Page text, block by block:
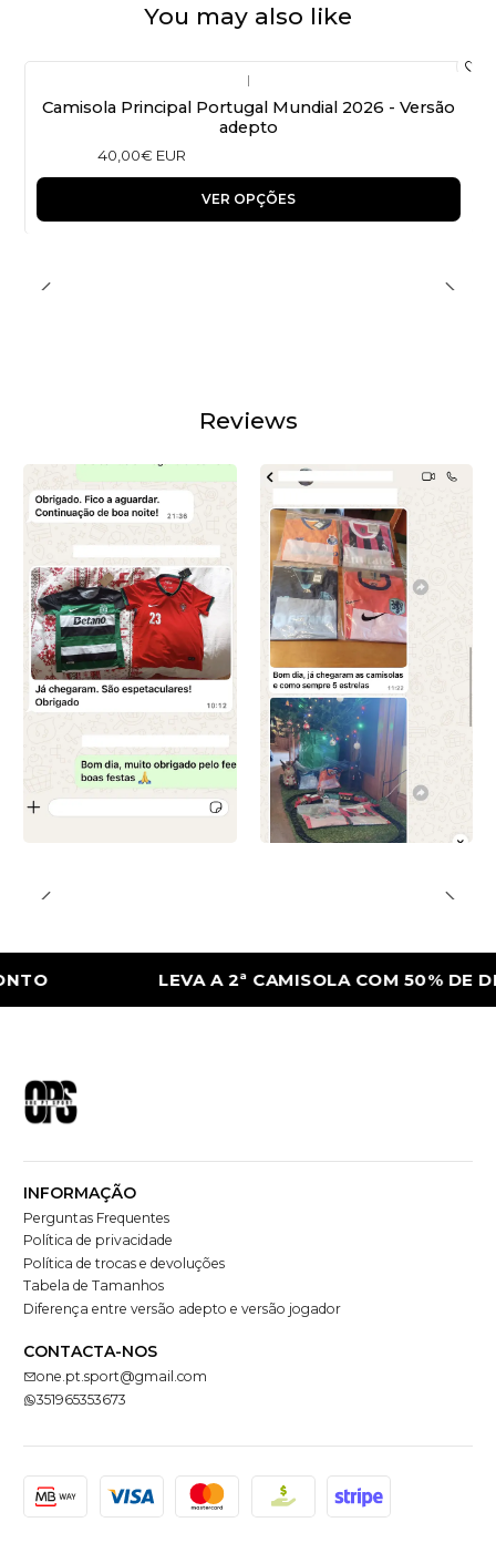
You may also like
|
Camisola Principal Portugal Mundial 2026 - Versão
adepto
40,00€ EUR
VER OPÇÕES
Reviews
LEVA A 2ª CAMISOLA COM 50% DE
INFORMAÇÃO
Perguntas Frequentes
Política de privacidade
Política de trocas e devoluções
Tabela de Tamanhos
Diferença entre versão adepto e versão jogador
CONTACTA-NOS
one.pt.sport@gmail.com
351965353673